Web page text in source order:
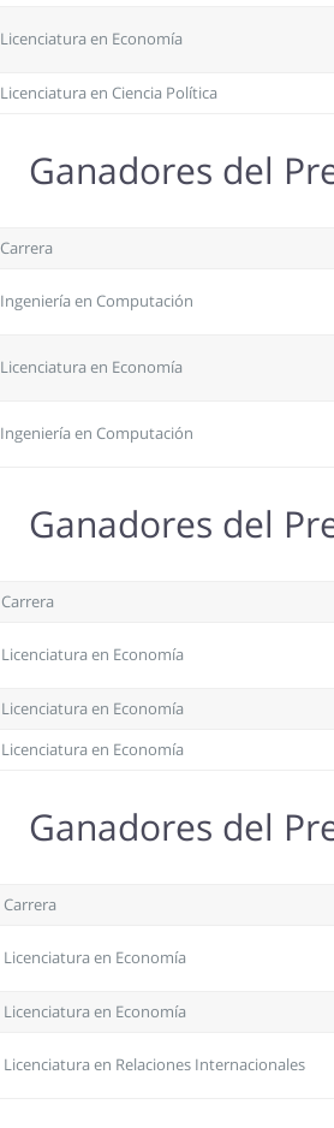
Licenciatura en Economía
Licenciatura en Ciencia Política
Ganadores del
Carrera
Ingeniería en Computación
Licenciatura en Economía
Ingeniería en Computación
Ganadores del
Carrera
Licenciatura en Economía
Licenciatura en Economía
Licenciatura en Economía
Ganadores del
Carrera
Licenciatura en Economía
Licenciatura en Economía
Licenciatura en Relaciones Internacionales